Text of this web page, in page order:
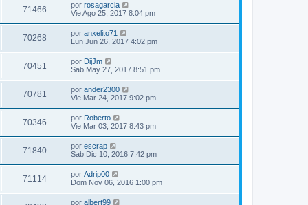
71466 por rosagarcia
Vie Ago 25, 2017 8:04 pm
70268 por anxelito71
Lun Jun 26, 2017 4:02 pm
70451 por DijJm
Sab May 27, 2017 8:51 pm
70781 por ander2300
Vie Mar 24, 2017 9:02 pm
70346 por Roberto
Vie Mar 03, 2017 8:43 pm
71840 por escrap
Sab Dic 10, 2016 7:42 pm
71114 por Adrip00
Dom Nov 06, 2016 1:00 pm
por albert99